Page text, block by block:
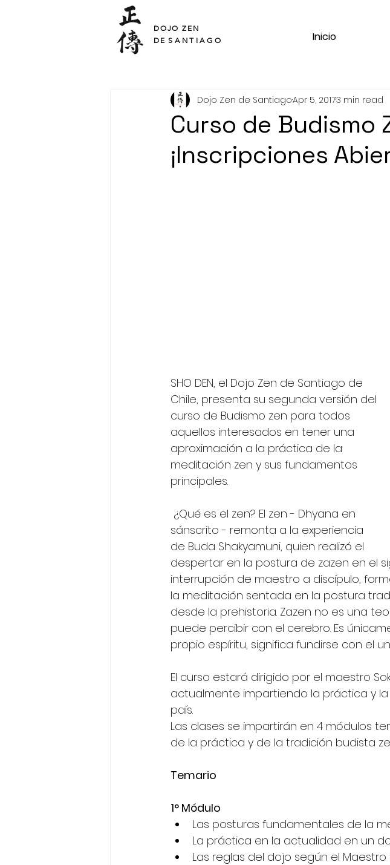
DOJO ZEN
DESANTIAGO Inicio
Curso de Budismo
¡Inscripciones
Dojo Zen de SantiagoApr 5, 20173 min read
SHO DEN, el Dojo Zen de Santiago de
Chile, presenta su segunda versión del
curso de Budismo zen para todos
aquellos interesados en tener una
aproximación a la práctica de la
meditación zen y sus fundamentos
principales.
sánscrito - remonta a la experiencia
de Buda Shakyamuni, quien realizó el
despertar en la postura de zazen en el
interrupción de maestro a discípulo,
la meditación sentada en la postura
desde la prehistoria. Zazen no es una
puede percibir con el cerebro. Es
propio espíritu, significa fundirse con el
El curso estará dirigido por el maestro
actualmente impartiendo la práctica y
país.
Las clases se impartirán en 4 módulos
de la práctica y de la tradición budista
Temario
1° Módulo
Las posturas fundamentales de la
La práctica en la actualidad en un
Las reglas del dojo según el Maestro